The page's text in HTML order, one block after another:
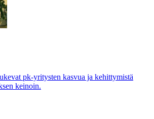
pk-yritysten kasvua ja kehittymistä
keinoin.